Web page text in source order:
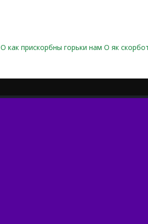
О как прискорбны горьки нам О як